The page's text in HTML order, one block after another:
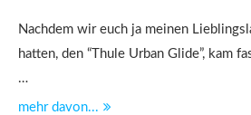
Nachdem wir euch ja meinen
hatten, den “Thule Urban Glide”, kam
…
mehr davon...